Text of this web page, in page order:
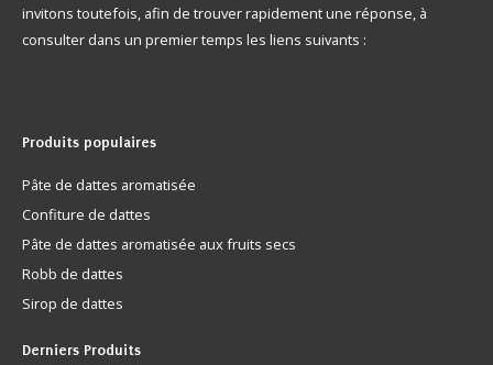
invitons toutefois, afin de trouver rapidement une réponse, à
consulter dans un premier temps les liens suivants :
Produits populaires
Pâte de dattes aromatisée
Confiture de dattes
Pâte de dattes aromatisée aux fruits secs
Robb de dattes
Sirop de dattes
Derniers Produits